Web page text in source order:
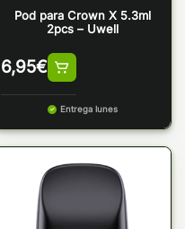
Pod para Crown X 5.3ml
2pcs – Uwell
6,95€
Entrega lunes